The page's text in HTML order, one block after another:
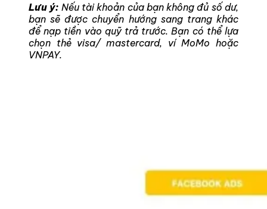
Lưu ý: Nếu tài khoản của bạn không đủ số dư,
bạn sẽ được chuyển hướng sang trang khác
để nạp tiền vào quỹ trả trước. Bạn có thể lựa
chọn thẻ visa/ mastercard, ví MoMo hoặc
VNPAY.